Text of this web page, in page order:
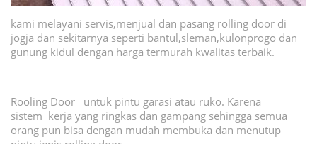
kami melayani servis,menjual dan pasang rolling door di
jogja dan sekitarnya seperti bantul,sleman,kulonprogo dan
gunung kidul dengan harga termurah kwalitas terbaik.
Rooling Door untuk pintu garasi atau ruko. Karena
sistem kerja yang ringkas dan gampang sehingga semua
orang pun bisa dengan mudah membuka dan menutup